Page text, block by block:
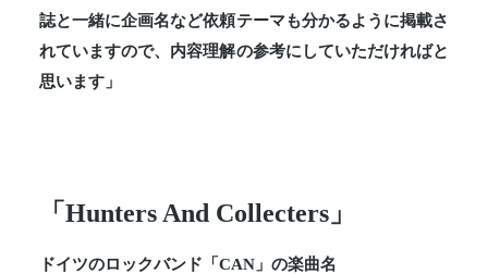
誌と一緒に企画名など依頼テーマも分かるように掲載さ
れていますので、内容理解の参考にしていただければと
思います」
「Hunters And Collecters」
ドイツのロックバンド「CAN」の楽曲名